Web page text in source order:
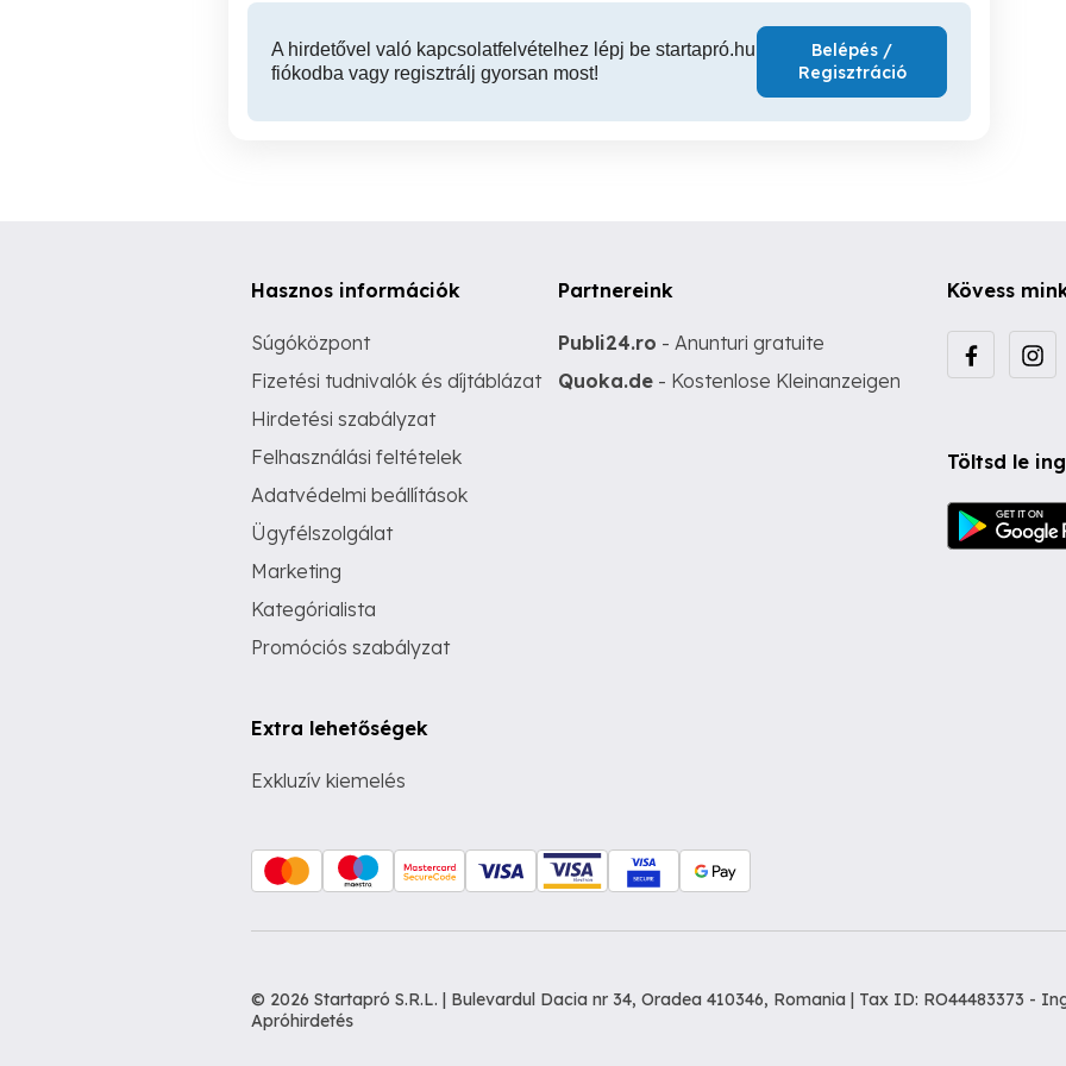
A hirdetővel való kapcsolatfelvételhez lépj be startapró.hu
fiókodba vagy regisztrálj gyorsan most!
Belépés /
Regisztráció
Hasznos információk
Súgóközpont
Fizetési tudnivalók és díjtáblázat
Hirdetési szabályzat
Felhasználási feltételek
Adatvédelmi beállítások
Ügyfélszolgálat
Marketing
Kategórialista
Promóciós szabályzat
Extra lehetőségek
Exkluzív kiemelés
Partnereink
Publi24.ro - Anunturi gratuite
Quoka.de - Kostenlose Kleinanzeigen
Kövess
Töltsd le
© 2026 Startapró S.R.L. | Bulevardul Dacia nr 34, Oradea 410346, Romania | Tax ID: RO44483373 -
Apróhirdetés